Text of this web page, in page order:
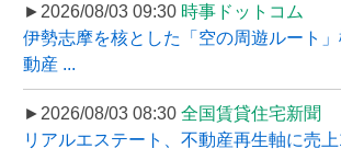
►2026/08/03 09:30 時事ドットコム
伊勢志摩を核とした「空の周遊ルート
動産 ...
►2026/08/03 08:30 全国賃貸住宅新聞
リアルエステート、不動産再生軸に売